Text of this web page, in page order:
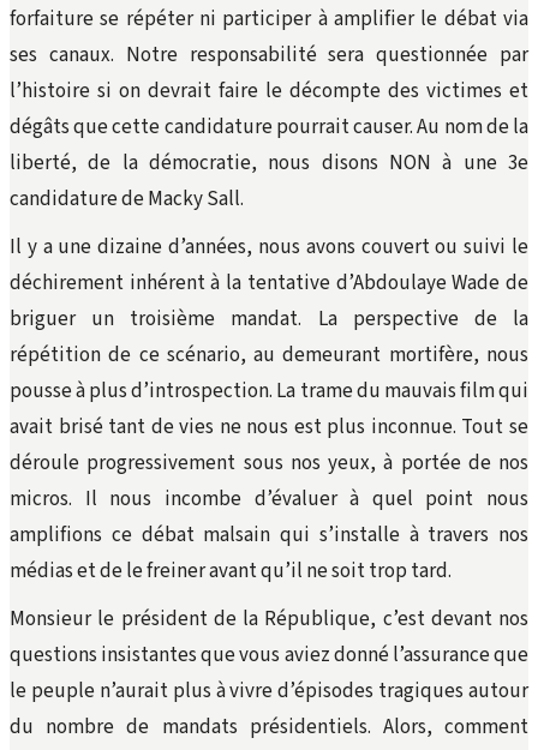
forfaiture se répéter ni participer à amplifier le débat via
ses canaux. Notre responsabilité sera questionnée par
l’histoire si on devrait faire le décompte des victimes et
dégâts que cette candidature pourrait causer. Au nom de la
liberté, de la démocratie, nous disons NON à une 3e
candidature de Macky Sall.
Il y a une dizaine d’années, nous avons couvert ou suivi le
déchirement inhérent à la tentative d’Abdoulaye Wade de
briguer un troisième mandat. La perspective de la
répétition de ce scénario, au demeurant mortifère, nous
pousse à plus d’introspection. La trame du mauvais film qui
avait brisé tant de vies ne nous est plus inconnue. Tout se
déroule progressivement sous nos yeux, à portée de nos
micros. Il nous incombe d’évaluer à quel point nous
amplifions ce débat malsain qui s’installe à travers nos
médias et de le freiner avant qu’il ne soit trop tard.
Monsieur le président de la République, c’est devant nos
questions insistantes que vous aviez donné l’assurance que
le peuple n’aurait plus à vivre d’épisodes tragiques autour
du nombre de mandats présidentiels. Alors, comment